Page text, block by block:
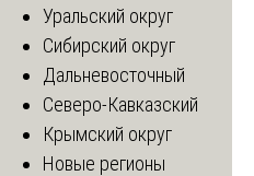
Уральский округ
Сибирский округ
Дальневосточный
Северо-Кавказский
Крымский округ
Новые регионы